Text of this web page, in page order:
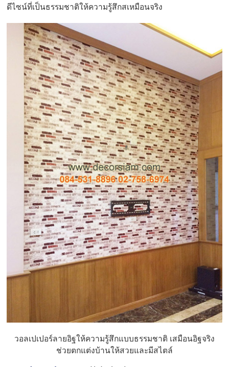
ดีไซน์ที่เป็นธรรมชาติให้ความรู้สึกสเหมือนจริง
วอลเปเปอร์ลายอิฐให้ความรู้สึกแบบธรรมชาติ เสมือนอิฐจริง
ช่วยตกแต่งบ้านให้สวยและมีสไตล์